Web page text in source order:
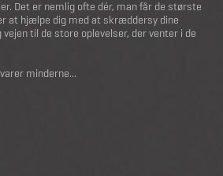
Det er nemlig ofte dér, man får de største
at hjælpe dig med at skræddersy dine
til de store oplevelser, der venter i de
minderne...